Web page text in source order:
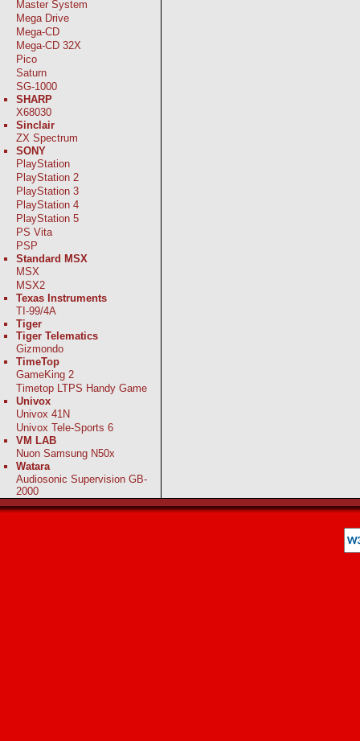
Master System
Mega Drive
Mega-CD
Mega-CD 32X
Pico
Saturn
SG-1000
SHARP
X68030
Sinclair
ZX Spectrum
SONY
PlayStation
PlayStation 2
PlayStation 3
PlayStation 4
PlayStation 5
PS Vita
PSP
Standard MSX
MSX
MSX2
Texas Instruments
TI-99/4A
Tiger
Tiger Telematics
Gizmondo
TimeTop
GameKing 2
Timetop LTPS Handy Game
Univox
Univox 41N
Univox Tele-Sports 6
VM LAB
Nuon Samsung N50x
Watara
Audiosonic Supervision GB-
2000